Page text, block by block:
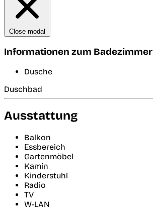
Close modal
Informationen zum Badezimmer
Dusche
Duschbad
Ausstattung
Balkon
Essbereich
Gartenmöbel
Kamin
Kinderstuhl
Radio
TV
W-LAN